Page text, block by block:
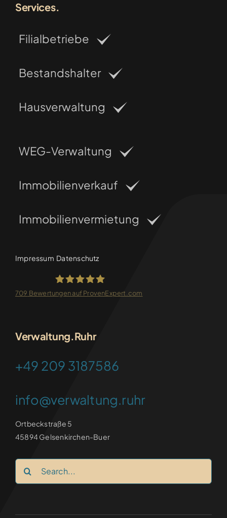
Services.
Filialbetriebe
Bestandshalter
Hausverwaltung
WEG-Verwaltung
Immobilienverkauf
Immobilienvermietung
Impressum Datenschutz
709 Bewertungen auf ProvenExpert.com
Verwaltung.Ruhr
+49 209 3187586
info@verwaltung.ruhr
Ortbeckstraße 5
45894 Gelsenkirchen-Buer